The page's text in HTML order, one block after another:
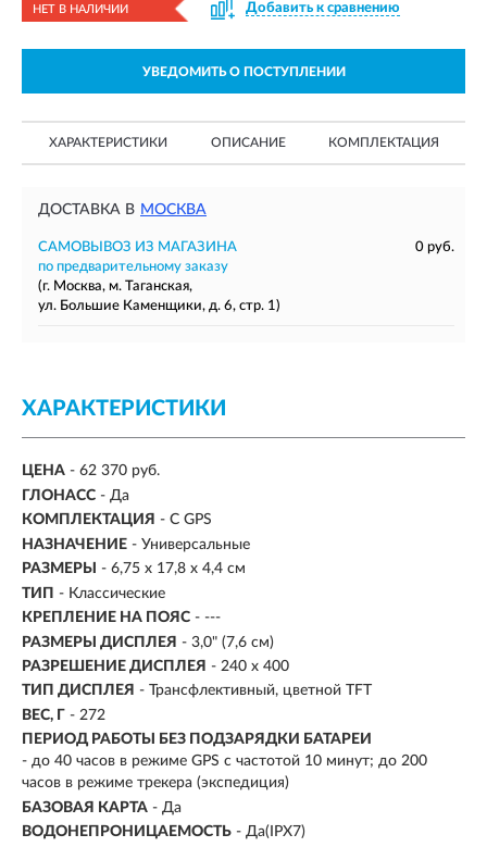
НЕТ В НАЛИЧИИ Добавить к сравнению
УВЕДОМИТЬ О ПОСТУПЛЕНИИ
ХАРАКТЕРИСТИКИ ОПИСАНИЕ КОМПЛЕКТАЦИЯ
ДОСТАВКА В МОСКВА
САМОВЫВОЗ ИЗ МАГАЗИНА
0 руб.
по предварительному заказу
(г. Москва, м. Таганская,
ул. Большие Каменщики, д. 6, стр. 1)
ХАРАКТЕРИСТИКИ
ЦЕНА - 62 370 руб.
ГЛОНАСС - Да
КОМПЛЕКТАЦИЯ - С GPS
НАЗНАЧЕНИЕ - Универсальные
РАЗМЕРЫ
- 6,75 x 17,8 x 4,4 см
ТИП - Классические
КРЕПЛЕНИЕ НА ПОЯС - ---
РАЗМЕРЫ ДИСПЛЕЯ - 3,0" (7,6 см)
РАЗРЕШЕНИЕ ДИСПЛЕЯ - 240 x 400
ТИП ДИСПЛЕЯ - Трансфлективный, цветной TFT
ВЕС, Г - 272
ПЕРИОД РАБОТЫ БЕЗ ПОДЗАРЯДКИ БАТАРЕИ
- до 40 часов в режиме GPS с частотой 10 минут; до 200
часов в режиме трекера (экспедиция)
БАЗОВАЯ КАРТА - Да
ВОДОНЕПРОНИЦАЕМОСТЬ - Да(IPX7)